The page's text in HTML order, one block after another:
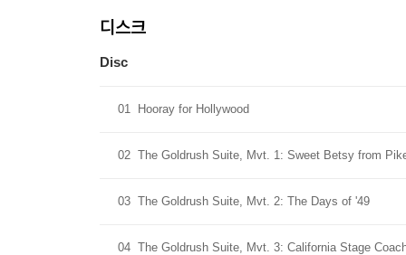
디스크
Disc
01 Hooray for Hollywood
02 The Goldrush Suite, Mvt. 1: Sweet Betsy from
03 The Goldrush Suite, Mvt. 2: The Days of '49
04 The Goldrush Suite, Mvt. 3: California Stage